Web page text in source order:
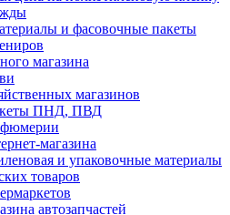
и фасовочные пакеты
магазина
магазинов
ПНД, ПВД
магазина
и упаковочные материалы
товаров
автозапчастей